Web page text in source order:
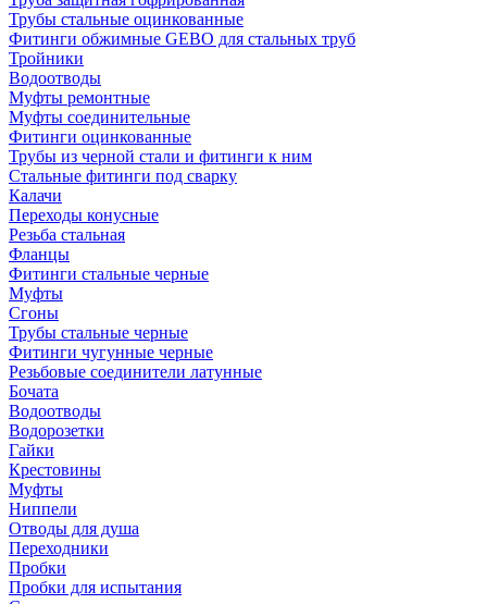
Трубы стальные оцинкованные
Фитинги обжимные GEBO для стальных труб
Тройники
Водоотводы
Муфты ремонтные
Муфты соединительные
Фитинги оцинкованные
Трубы из черной стали и фитинги к ним
Стальные фитинги под сварку
Калачи
Переходы конусные
Резьба стальная
Фланцы
Фитинги стальные черные
Муфты
Сгоны
Трубы стальные черные
Фитинги чугунные черные
Резьбовые соединители латунные
Бочата
Водоотводы
Водорозетки
Гайки
Крестовины
Муфты
Ниппели
Отводы для душа
Переходники
Пробки
Пробки для испытания